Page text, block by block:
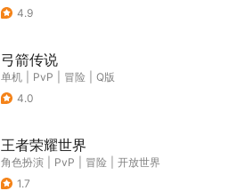
4.9
弓箭传说
单机 PvP 冒险
Q版
4.0
王者荣耀世界
角色扮演 PvP 冒险
开放世界
1.7